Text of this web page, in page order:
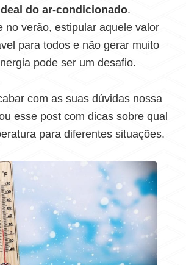
do ar-condicionado.
no verão, estipular aquele valor
para todos e não gerar muito
pode ser um desafio.
com as suas dúvidas nossa
esse post com dicas sobre qual
para diferentes situações.